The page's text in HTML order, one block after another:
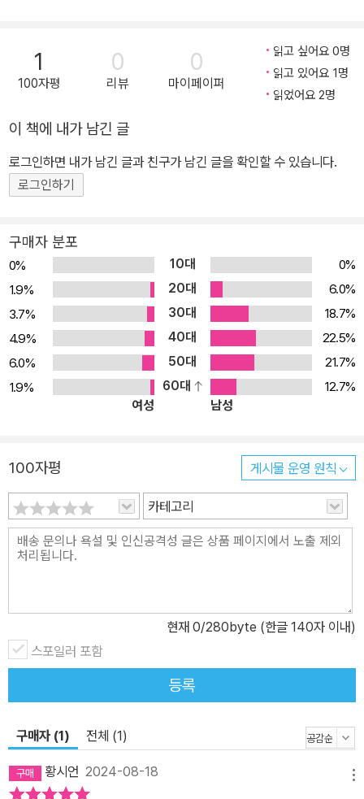
과 끝 사이의 일정한 법칙과 법 아래 종속되어 살아가는 우리는 한편
으로는 합리적인 법칙이 있다는 사실을 발견함으로써, 다른 한편으로
는 그 법칙과 법에서 자유로운 활동을 함으로써 법칙의 창조주, 동시
시에 우리가 유한하다는 사실에 불안과 두려움을 가진 채 무한해지려
한다. 이는 자기중심주의의 확대를 낳고, 창조주께서 주신 삶이라는
선물을 풍요롭게 누리기는 커녕 파괴하는 결과를 낳는다. 이런 우리
일그러진 관계를 회복하시기 위해, 삶의 참된 의미와 목적을 보여주
시기 위해 영원부터 함께하던 당신의 아들을 보내셨고, 그 의미와 목
적을 이루기 위해 성령으로서 여전히 활동하신다. 그리스도인이라면
누구나 고백하면서도 어려워하는 삼위일체론은 이 거대한 드라마, 영
원부터 있던 사랑이 펼쳐내는 드라마를 일관성있게 그려낸 것이다.
2,000년의 그리스도교 역사 속에서 삼위일체론은 언제나 뜨거운 주
제였다. 교회사에 등장했던 상당수 이단이 삼위일체론에 대한 잘못된
이해와 가르침에서 나왔다는 건 그만큼 삼위일체론이 그리스도교의
핵심을 담고 있으면서도, 그 안에 있는 중심 흐름을 파악하기가 어렵
창조한 영원의 끝없는 사랑의 활동으로, 우리의 제한된 이성, 시시각
각 바뀌는 감정, 자기 권력을 확장하는 방향으로 쏠리기 쉬운 의지를
넘어 참된 이성, 참된 감정, 참된 뜻을 지닌 분이 그렇지 못한 우리의
존재에도 불구하고 우리를 들어 쓰셔서 참된 아름다움을 빚어내는 활
동으로 볼 것을 요청한다. 삼위일체가 그리스도교 신앙에서 얼마나
의와는 다른 거대한 낙관을 품고 하루 하루를 성장의 길로 여기며 살
아가는 데 큰 도움을 줄 것이다.
1
100자평
0
리뷰
0
마이페이퍼
읽고 싶어요 0명
읽고 있어요 1명
읽었어요 2명
이 책에 내가 남긴 글
로그인하면 내가 남긴 글과 친구가 남긴 글을 확인할 수 있습니다.
로그인하기
구매자 분포
0% 10대
0%
1.9%
20대
6.0%
3.7%
30대
18.7%
4.9%
40대
22.5%
6.0%
50대
21.7%
1.9%
60대
12.7%
여성
남성
100자평 게시물 운영 원칙
카테고리
현재 0/280byte (한글 140자 이내)
스포일러 포함
등록
구매자 (1) 전체 (1)
황시언 2024-08-18